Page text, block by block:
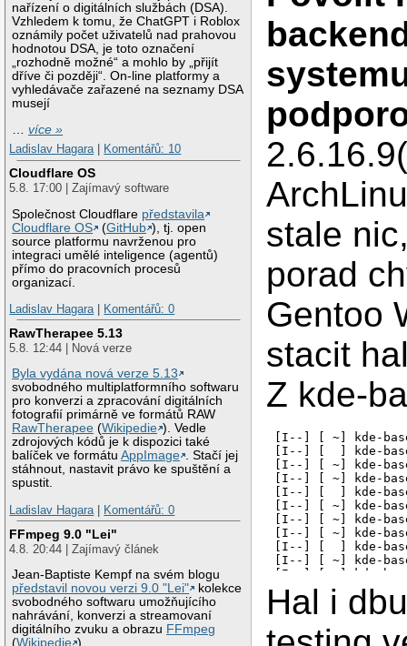
nařízení o digitálních službách (DSA).
Vzhledem k tomu, že ChatGPT i Roblox
oznámily počet uživatelů nad prahovou
hodnotou DSA, je toto označení
„rozhodně možné“ a mohlo by „přijít
dříve či později“. On-line platformy a
vyhledávače zařazené na seznamy DSA
musejí
…více »
Ladislav Hagara| Komentářů: 10
Cloudflare OS
5.8. 17:00 | Zajímavý software
Společnost Cloudflare představila
Cloudflare OS
(GitHub ), tj. open
source platformu navrženou pro
integraci umělé inteligence (agentů)
přímo do pracovních procesů
organizací.
Ladislav Hagara| Komentářů: 0
RawTherapee 5.13
5.8. 12:44 | Nová verze
Byla vydána nová verze 5.13
svobodného multiplatformního softwaru
pro konverzi a zpracování digitálních
fotografií primárně ve formátů RAW
RawTherapee (Wikipedie ). Vedle
zdrojových kódů je k dispozici také
balíček ve formátuAppImage . Stačí jej
stáhnout, nastavit právo ke spuštění a
spustit.
Ladislav Hagara| Komentářů: 0
FFmpeg 9.0 "Lei"
4.8. 20:44 | Zajímavý článek
Jean-Baptiste Kempf na svém blogu
představil novou verzi 9.0 "Lei"
kolekce
svobodného softwaru umožňujícího
nahrávání, konverzi a streamovaní
digitálního zvuku a obrazu FFmpeg
(Wikipedie ).
stale
porad
Gentoo
stacit
Z kde-
[I--] [ ~] kde-
[I--] [  ] kde-
[I--] [ ~] kde-
[I--] [ ~] kde-
[I--] [  ] kde-
[I--] [ ~] kde-
[I--] [ ~] kde-
[I--] [ ~] kde-
[I--] [  ] kde-
[I--] [ ~] kde-
[I--] [ ~] kde-
[I--] [ ~] kde-
[I--] [ ~] kde-
[I--] [ ~] kde-
[I--] [ ~] kde-
[I--] [ ~] kde-
Hal i